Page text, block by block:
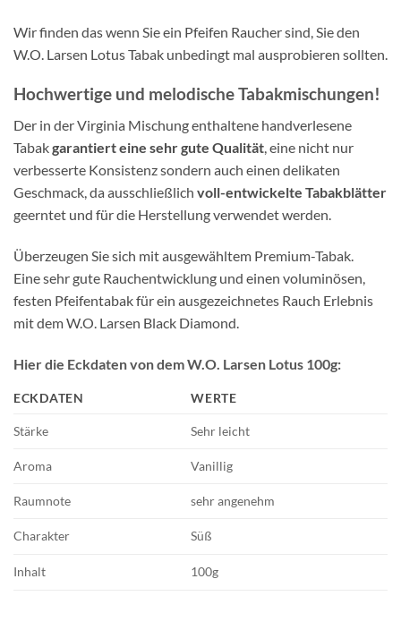
Wir finden das wenn Sie ein Pfeifen Raucher sind, Sie den
W.O. Larsen Lotus Tabak unbedingt mal ausprobieren sollten.
Hochwertige und melodische Tabakmischungen!
Der in der Virginia Mischung enthaltene handverlesene
Tabakgarantiert eine sehr gute Qualität, eine nicht nur
verbesserte Konsistenz sondern auch einen delikaten
Geschmack, da ausschließlich voll-entwickelte Tabakblätter
geerntet und für die Herstellung verwendet werden.
Überzeugen Sie sich mit ausgewähltem Premium-Tabak.
Eine sehr gute Rauchentwicklung und einen voluminösen,
festen Pfeifentabak für ein ausgezeichnetes Rauch Erlebnis
mit dem W.O. Larsen Black Diamond.
Hier die Eckdaten von dem W.O. Larsen Lotus 100g:
ECKDATEN WERTE
Stärke Sehr leicht
Aroma Vanillig
Raumnote sehr angenehm
Charakter Süß
Inhalt 100g